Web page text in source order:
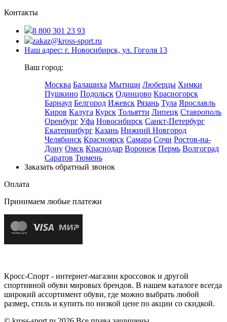
Контакты
8 800 301 23 93
zakaz@kross-sport.ru
Наш адрес: г. Новосибирск, ул. Гоголя 13
Ваш город:
Москва Балашиха Мытищи Люберцы Химки
Пушкино Подольск Одинцово Красногорск
Барнаул Белгород Ижевск Рязань Тула Ярославль
Киров Калуга Курск Тольятти Липецк Ставрополь
Оренбург Уфа Новосибирск Санкт-Петербург
Екатеринбург Казань Нижний Новгород
Челябинск Красноярск Самара Сочи Ростов-на-
Дону Омск Краснодар Воронеж Пермь Волгоград
Саратов Тюмень
Заказать обратный звонок
Оплата
Принимаем любые платежи
Кросс-Спорт - интернет-магазин кроссовок и другой
спортивной обуви мировых брендов. В нашем каталоге всегда
широкий ассортимент обуви, где можно выбрать любой
размер, стиль и купить по низкой цене по акции со скидкой.